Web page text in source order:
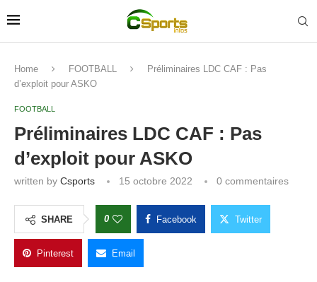
Home FOOTBALL
Préliminaires LDC CAF : Pas
d’exploit pour ASKO
FOOTBALL
Préliminaires LDC CAF : Pas
d’exploit pour ASKO
written by Csports 15 octobre 2022 0 commentaires
SHARE 0 Facebook Twitter
Pinterest Email